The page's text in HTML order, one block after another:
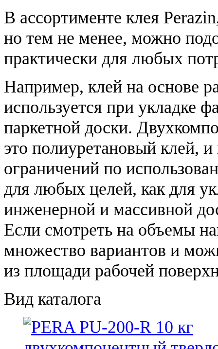
В ассортименте клея
но тем не менее, можно
практически для любых
Например, клей на основе
используется при укладке
паркетной доски.
это полиуретановый клей,
ограничений по
для любых целей, как для
инженерной и массивной
Если смотреть на объемы
множество вариантов и
из площади рабочей
Вид каталога